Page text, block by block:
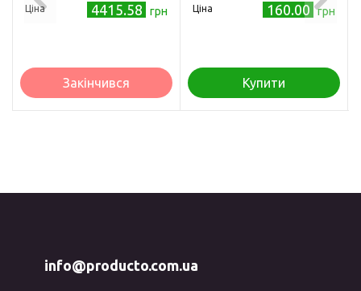
Ціна 4415.58 грн
Закінчився
Ціна 160.00 грн
Купити
info@producto.com.ua